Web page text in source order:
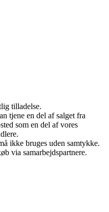
tilladelse.
tjene en del af salget fra
som en del af vores
ikke bruges uden samtykke.
via samarbejdspartnere.